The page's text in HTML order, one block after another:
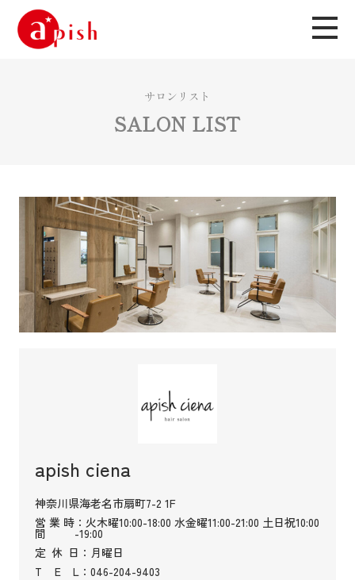
サロンリスト
SALON LIST
apish ciena
神奈川県海老名市扇町7-2 1F
営業時
間
：火木曜10:00-18:00 水金曜11:00-21:00 土日祝10:00
-19:00
定 休 日 ：月曜日
T
E L ：046-204-9403